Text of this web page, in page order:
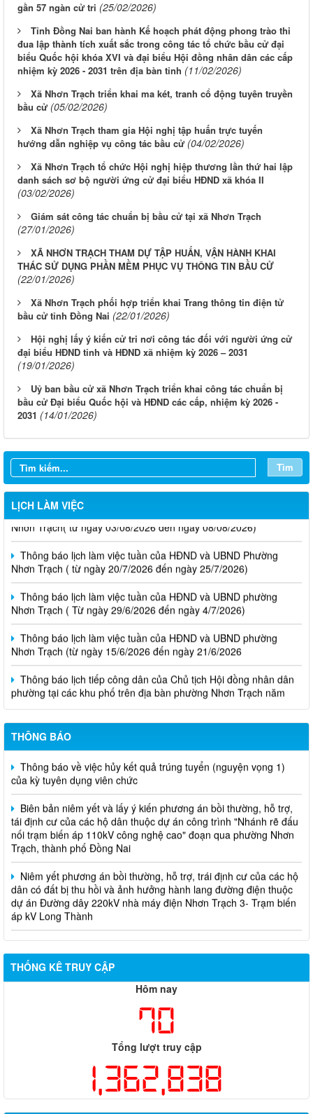
gần 57 ngàn cử tri (25/02/2026)
Tỉnh Đồng Nai ban hành Kế hoạch phát động phong trào thi
đua lập thành tích xuất sắc trong công tác tổ chức bầu cử đại
biểu Quốc hội khóa XVI và đại biểu Hội đồng nhân dân các cấp
nhiệm kỳ 2026 - 2031 trên địa bàn tỉnh (11/02/2026)
Xã Nhơn Trạch triển khai ma két, tranh cổ động tuyên truyền
bầu cử (05/02/2026)
Xã Nhơn Trạch tham gia Hội nghị tập huấn trực tuyến
hướng dẫn nghiệp vụ công tác bầu cử (04/02/2026)
Xã Nhơn Trạch tổ chức Hội nghị hiệp thương lần thứ hai lập
danh sách sơ bộ người ứng cử đại biểu HĐND xã khóa II
(03/02/2026)
Giám sát công tác chuẩn bị bầu cử tại xã Nhơn Trạch
(27/01/2026)
XÃ NHƠN TRẠCH THAM DỰ TẬP HUẤN, VẬN HÀNH KHAI
THÁC SỬ DỤNG PHẦN MỀM PHỤC VỤ THÔNG TIN BẦU CỬ
(22/01/2026)
Xã Nhơn Trạch phối hợp triển khai Trang thông tin điện tử
bầu cử tỉnh Đồng Nai (22/01/2026)
Hội nghị lấy ý kiến cử tri nơi công tác đối với người ứng cử
đại biểu HĐND tỉnh và HĐND xã nhiệm kỳ 2026 – 2031
(19/01/2026)
Uỷ ban bầu cử xã Nhơn Trạch triển khai công tác chuẩn bị
bầu cử Đại biểu Quốc hội và HĐND các cấp, nhiệm kỳ 2026 -
2031 (14/01/2026)
Tìm
LỊCH LÀM VIỆC
Thông báo lịch làm việc tuần của HĐND và UBND phường
Nhơn Trạch( từ ngày 03/08/2026 đến ngày 08/08/2026)
Thông báo lịch làm việc tuần của HĐND và UBND Phường
Nhơn Trạch ( từ ngày 20/7/2026 đến ngày 25/7/2026)
Thông báo lịch làm việc tuần của HĐND và UBND phường
Nhơn Trạch ( Từ ngày 29/6/2026 đến ngày 4/7/2026)
Thông báo lịch làm việc tuần của HĐND và UBND phường
Nhơn Trạch (từ ngày 15/6/2026 đến ngày 21/6/2026
Thông báo lịch tiếp công dân của Chủ tịch Hội đồng nhân dân
phường tại các khu phố trên địa bàn phường Nhơn Trạch năm
2026
THÔNG BÁO
Niêm yết phương án bồi thường, hỗ trợ, tái định cư
Thông báo về việc hủy kết quả trúng tuyển (nguyện vọng 1)
của kỳ tuyên dụng viên chức
Biên bản niêm yết và lấy ý kiến phương án bồi thường, hỗ trợ,
tái định cư của các hộ dân thuộc dự án công trình "Nhánh rẽ đấu
nối trạm biến áp 110kV công nghệ cao" đoạn qua phường Nhơn
Trạch, thành phố Đồng Nai
Niêm yết phương án bồi thường, hỗ trợ, trái định cư của các hộ
dân có đất bị thu hồi và ảnh hưởng hành lang đường điện thuộc
dự án Đường dây 220kV nhà máy điện Nhơn Trạch 3- Trạm biến
áp kV Long Thành
Biên bản về việc niêm yết phương án bồi thường, hỗ trợ, tái
định cư của các hộ dân có đất bị thu hồi thuộc dự án nâng cấp
đường 25B cũ đoạn từ Trung tâm huyện Nhơn Trạch ra Quốc lộ
51, huyện Long Thành và huyện Nhơn Trạch
THỐNG KÊ TRUY CẬP
Hôm nay
70
Tổng lượt truy cập
1,362,838